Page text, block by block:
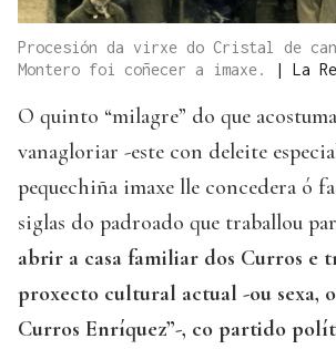
Procesión da virxe do Cristal de
Montero foi coñecer a imaxe.
| La
O quinto “milagre” do que
vanagloriar -este con deleite
pequechiña imaxe lle concedera ó
siglas do padroado que traballou
abrir a casa familiar dos Curros e
proxecto cultural actual -ou sexa,
Curros Enríquez”-, co partido